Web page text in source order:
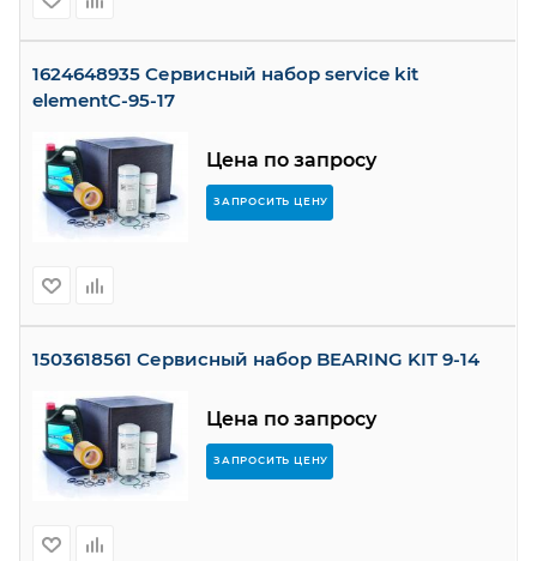
1624648935 Сервисный набор service kit
elementC-95-17
Цена по запросу
ЗАПРОСИТЬ ЦЕНУ
1503618561 Сервисный набор BEARING KIT 9-14
Цена по запросу
ЗАПРОСИТЬ ЦЕНУ